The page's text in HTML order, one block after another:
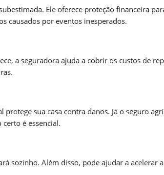
Ele oferece proteção financeira
causados por eventos inesperados.
a seguradora ajuda a cobrir os custos de
sua casa contra danos. Já o seguro
é essencial.
sozinho. Além disso, pode ajudar a acelerar a